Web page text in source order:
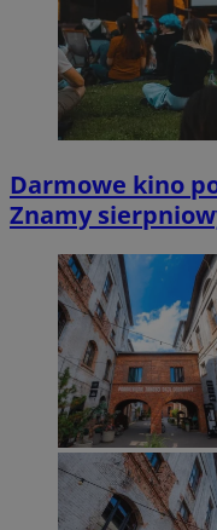
Darmowe kino
Znamy